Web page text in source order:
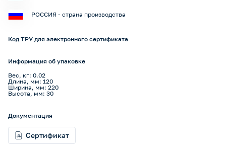
РОССИЯ - страна производства
Код ТРУ для электронного сертификата
Информация об упаковке
Вес, кг: 0.02
Длина, мм: 120
Ширина, мм: 220
Высота, мм: 30
Документация
Сертификат